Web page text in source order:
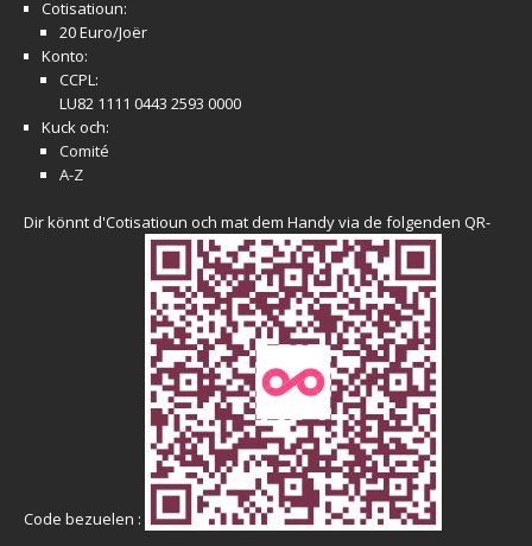
Cotisatioun:
20 Euro/Joër
Konto:
CCPL:
LU82 1111 0443 2593 0000
Kuck och:
Comité
A-Z
Dir könnt d'Cotisatioun och mat dem Handy via de folgenden QR-
Code bezuelen :